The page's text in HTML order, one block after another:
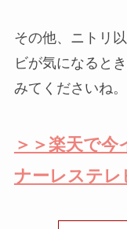
その他、ニトリ
ビが気になると
みてくださいね。
＞＞楽天で
ナーレステレ